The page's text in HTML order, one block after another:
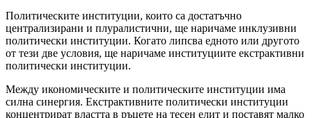
Политическите институции, които са достатъчно
централизирани и плуралистични, ще наричаме инклузивни
политически институции. Когато липсва едното или другото
от тези две условия, ще наричаме институциите екстрактивни
политически институции.
Между икономическите и политическите институции има
силна синергия. Екстрактивните политически институции
концентрират властта в ръцете на тесен елит и поставят малко